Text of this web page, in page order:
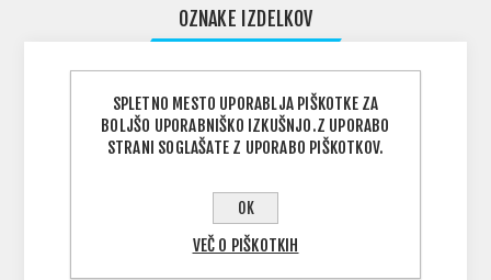
OZNAKE IZDELKOV
KOMPLETI ZA OTROKE(1), SETI ZA OTROKE(1)
OTROŠKA MASKA IN DIHALKA (1),
MASKA + DIHALKA OTROŠKA(1),
MASKA IN DIHALKA OTROŠKA
MASKA I DIHALICA ZA DJECU
SPLETNO MESTO UPORABLJA PIŠKOTKE ZA
BOLJŠO UPORABNIŠKO IZKUŠNJO.Z UPORABO
STRANI SOGLAŠATE Z UPORABO PIŠKOTKOV.
OK
VEČ O PIŠKOTKIH